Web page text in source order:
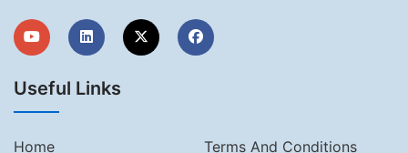
Useful Links
Home Terms And Conditions